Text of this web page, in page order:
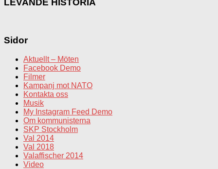
LEVANDE HISTORIA
Sidor
Aktuellt – Möten
Facebook Demo
Filmer
Kampanj mot NATO
Kontakta oss
Musik
My Instagram Feed Demo
Om kommunisterna
SKP Stockholm
Val 2014
Val 2018
Valaffischer 2014
Video